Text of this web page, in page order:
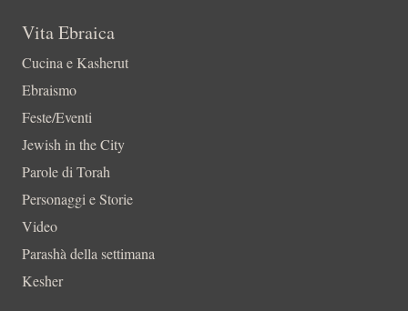
Vita Ebraica
Cucina e Kasherut
Ebraismo
Feste/Eventi
Jewish in the City
Parole di Torah
Personaggi e Storie
Video
Parashà della settimana
Kesher